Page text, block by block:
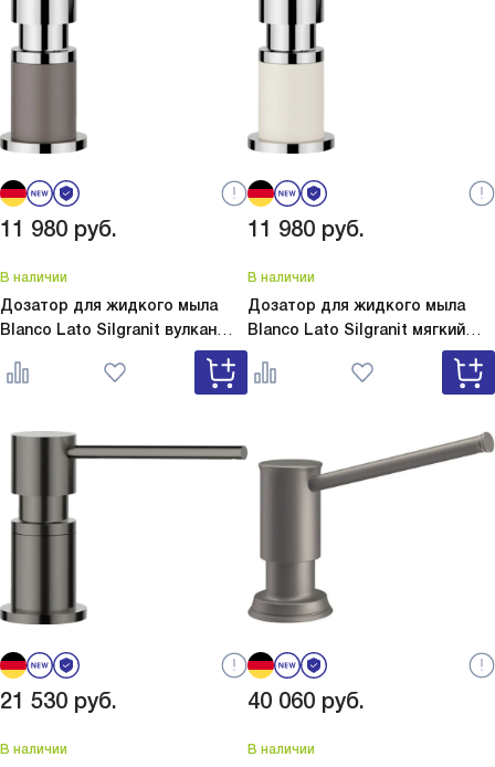
11 980 руб.
В наличии
Дозатор для жидкого мыла
Blanco Lato Silgranit вулкан
Lato Silgranit вулкан
серый 526954
11 980 руб.
В наличии
Дозатор для жидкого мыла
Blanco Lato Silgranit мягкий
Lato Silgranit мягкий
белый 526955
21 530 руб.
В наличии
40 060 руб.
В наличии